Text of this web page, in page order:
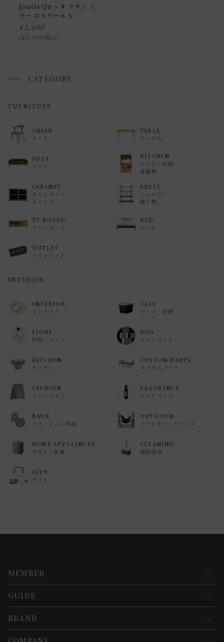
申し訳ございませんが、具体的な時間帯指定をしての出荷は
できません。
また、 日曜・祝日は、時間帯指定ができません。
いませ 。
返品・交換について
ご覧ください。
[outlet]ロッタ ラタン ミ
ラー エトワール S
¥3,600
¥3,960 税込
CATEGORY
FURNITURE
CHAIR
チェア
TABLE
テーブル
SOFA
ソファ
KITCHEN
キッチン収納・
食器棚
CABINET
キャビネット・
チェスト
SHELF
シェルフ・
飾り棚
TV BOARD
テレビボード
BED
ベッド
OUTLET
アウトレット
INTERIOR
INTERIOR
インテリア
CASE
ケース・収納
LIGHT
照明・ライト
RUG
ラグ・マット
KITCHEN
キッチン
CUSTOM PARTS
カスタムパーツ
FASHION
ファッション
FRAGRANCE
フレグランス
BATH
バス・トイレ用品
OUTDOOR
アウトドア・トラベル
HOME APPLIANCES
デザイン家電
CLEANING
掃除用品
GIFT
ギフト
MEMBER
マイページ
新規会員登録
会員規約について
GUIDE
お買い物ガイド
BRAND